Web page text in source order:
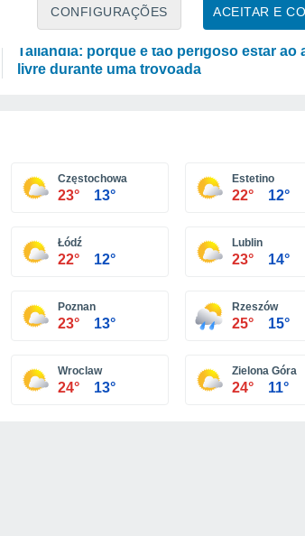
ACEITAR E
CONFIGURAÇÕES
ATUALIDADE
Um raio atinge o campo num jogo de
Tailândia: porque é tão perigoso estar ao
livre durante uma trovoada
Częstochowa
23° 13°
Estetino
22° 12°
Łódź
22° 12°
Lublin
23° 14°
Poznan
23° 13°
Rzeszów
25° 15°
Wroclaw
24° 13°
Zielona Góra
24° 11°